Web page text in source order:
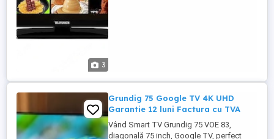
3
Grundig 75 Google TV 4K UHD
Garantie 12 luni Factura cu TVA
Vând Smart TV Grundig 75 VOE 83,
diagonală 75 inch, Google TV, perfect